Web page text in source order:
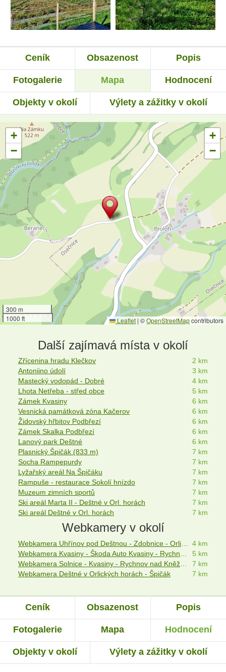
Ceník Obsazenost Popis
Fotogalerie Mapa Hodnocení
Objekty v okolí Výlety a zážitky v okolí
+
−
+
−
300 m
1000 ft
Leaflet | ©OpenStreetMapcontributors
Další zajímavá místa v okolí
Zřícenina hradu Klečkov
2 km
Antoniino údolí
3 km
Mastecký vodopád - Dobré
4 km
Lhota Netřeba - střed obce
5 km
Zámek Kvasiny
6 km
Vesnická památková zóna Kačerov
6 km
Židovský hřbitov Podbřezí
6 km
Zámek Skalka Podbřezí
6 km
Lanový park Deštné
6 km
Plasnický Špičák (833 m)
7 km
Socha Rampepurdy
7 km
Lyžařský areál Na Špičáku
7 km
Rampuše - restaurace Sokolí hnízdo
7 km
Muzeum zimních sportů
7 km
Ski areál Marta II - Deštné v Orl. horách
7 km
Ski areál Deštné v Orl. horách
7 km
Webkamery v okolí
4 km
5 km
7 km
Webkamera Deštné v Orlických horách - Špičák
7 km
Ceník Obsazenost Popis
Fotogalerie Mapa Hodnocení
Objekty v okolí Výlety a zážitky v okolí